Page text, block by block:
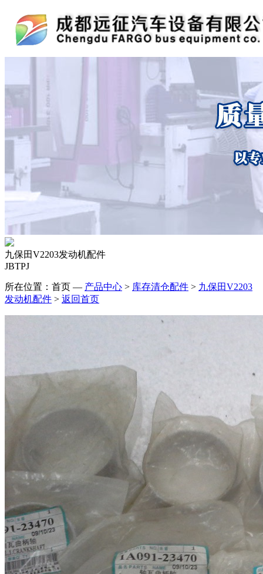
九保田V2203发动机配件
JBTPJ
所在位置：首页 — 产品中心 > 库存清仓配件 > 九保田V2203
发动机配件 > 返回首页